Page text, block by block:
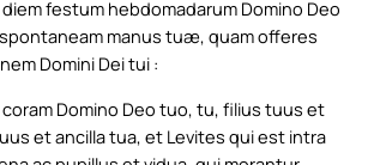
festum hebdomadarum Domino Deo
manus tuæ, quam offeres
Domini Dei tui :
Domino Deo tuo, tu, filius tuus et
et ancilla tua, et Levites qui est intra